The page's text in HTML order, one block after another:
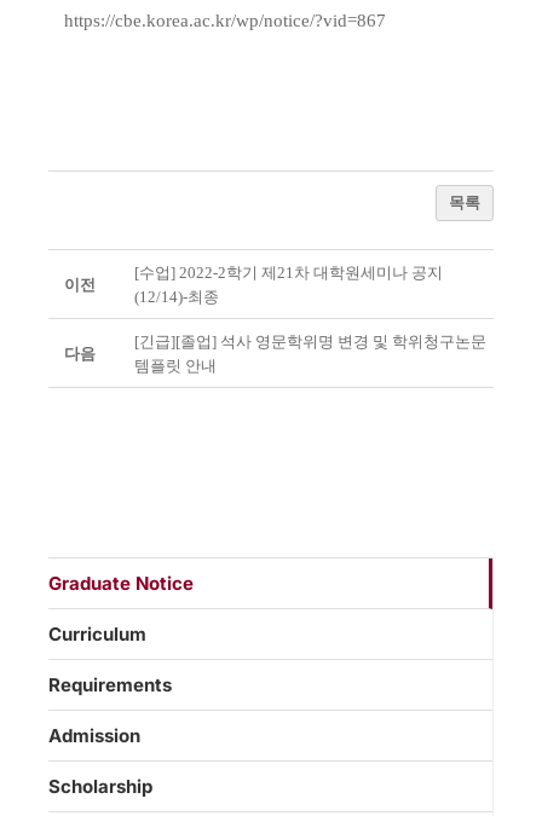
https://cbe.korea.ac.kr/wp/notice/?vid=867
목록
이전
[수업] 2022-2학기 제21차 대학원세미나 공지
(12/14)-최종
다음
[긴급][졸업] 석사 영문학위명 변경 및 학위청구논문
템플릿 안내
Graduate Notice
Curriculum
Requirements
Admission
Scholarship